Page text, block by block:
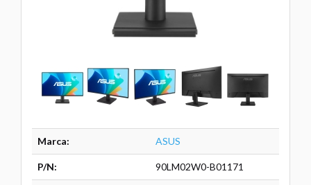
Marca: ASUS
P/N: 90LM02W0-B01171